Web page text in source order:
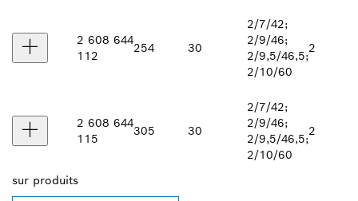
2 608 644
112
254 30
2/7/42;
2/9/46;
2/9,5/46,5;
2/10/60
2
2 608 644
115
305 30
2/7/42;
2/9/46;
2/9,5/46,5;
2/10/60
2
sur produits